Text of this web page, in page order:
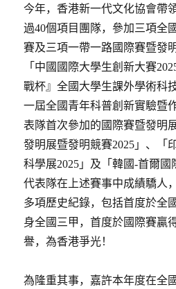
今年，香港新一代文化協會帶
過40個項目團隊，參加三項全
賽及三項一帶一路國際賽暨發
「中國國際大學生創新大賽
戰杯』全國大學生課外學術科
一屆全國青年科普創新實驗暨
表隊首次參加的國際賽暨發明
發明展暨發明競賽2025」、「
科學展2025」及「韓國-首爾國
代表隊在上述賽事中成績驕人
多項歷史紀錄，包括首度於全
身全國三甲，首度於國際賽贏
譽，為香港爭光！
為隆重其事，嘉許本年度在全